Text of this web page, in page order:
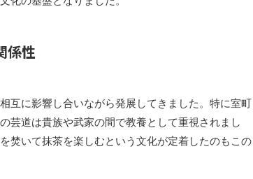
係性
互に影響し合いながら発展してきました。特に室町
芸道は貴族や武家の間で教養として重視されまし
焚いて抹茶を楽しむという文化が定着したのもこの